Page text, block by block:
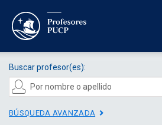
Buscar profesor(es):
BÚSQUEDA AVANZADA